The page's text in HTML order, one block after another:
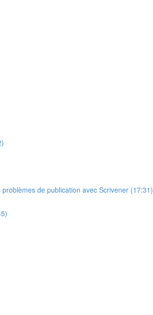
de publication avec Scrivener (17:31)